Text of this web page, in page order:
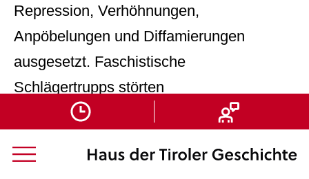
Repression, Verhöhnungen,
Anpöbelungen und Diffamierungen
ausgesetzt. Faschistische
Schlägertrupps störten
Versammlungen der
Zudem wandte die italienische Justiz